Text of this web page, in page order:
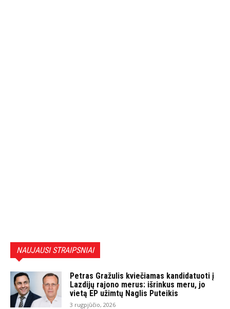
NAUJAUSI STRAIPSNIAI
Petras Gražulis kviečiamas kandidatuoti į
Lazdijų rajono merus: išrinkus meru, jo
vietą EP užimtų Naglis Puteikis
3 rugpjūčio, 2026